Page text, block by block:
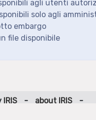
agli utenti
solo agli
embargo
file disponibile
IRIS - about IRIS
-